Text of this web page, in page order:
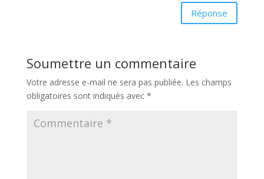
Réponse
Soumettre un commentaire
Votre adresse e-mail ne sera pas publiée. Les champs
obligatoires sont indiqués avec *